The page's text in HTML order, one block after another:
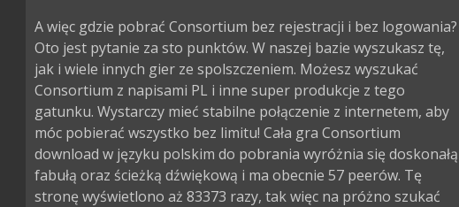
A więc gdzie pobrać Consortium bez rejestracji i bez logowania?
Oto jest pytanie za sto punktów. W naszej bazie wyszukasz tę,
jak i wiele innych gier ze spolszczeniem. Możesz wyszukać
Consortium z napisami PL i inne super produkcje z tego
gatunku. Wystarczy mieć stabilne połączenie z internetem, aby
móc pobierać wszystko bez limitu! Cała gra Consortium
download w języku polskim do pobrania wyróżnia się doskonałą
fabułą oraz ścieżką dźwiękową i ma obecnie 57 peerów. Tę
stronę wyświetlono aż 83373 razy, tak więc na próżno szukać